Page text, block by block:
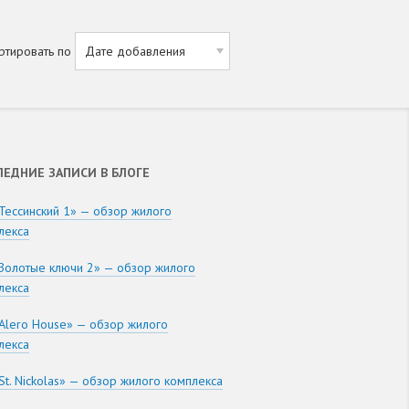
по
ЗАПИСИ В БЛОГЕ
1» — обзор жилого
ключи 2» — обзор жилого
House» — обзор жилого
Nickolas» — обзор жилого комплекса